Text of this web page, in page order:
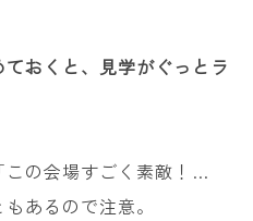
おくと、見学がぐっとラ
この会場すごく素敵！…
あるので注意。